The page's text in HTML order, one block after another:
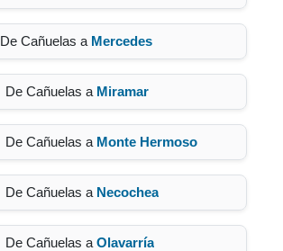
De Cañuelas a Mercedes
De Cañuelas a Miramar
De Cañuelas a Monte Hermoso
De Cañuelas a Necochea
De Cañuelas a Olavarría